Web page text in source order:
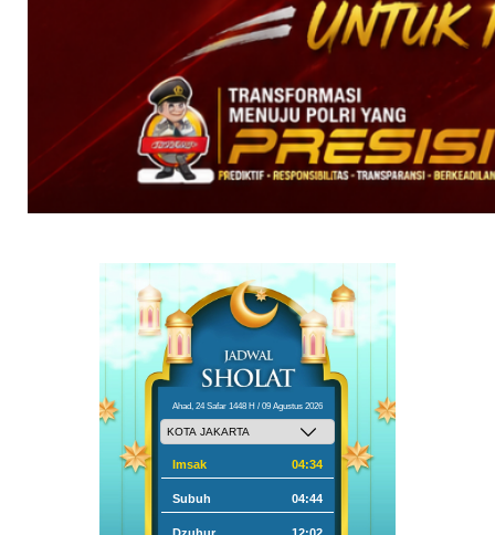
Ahad, 24 Safar 1448 H / 09 Agustus 2026
Imsak 04:34
Subuh 04:44